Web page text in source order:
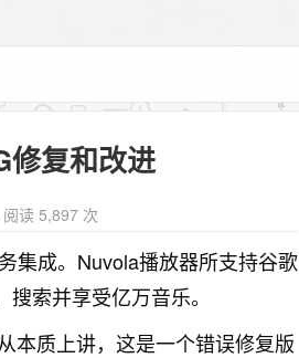
复和改进
阅读 5,897 次
集成。Nuvola播放器所支持谷歌
索并享受亿万音乐。
本质上讲，这是一个错误修复版